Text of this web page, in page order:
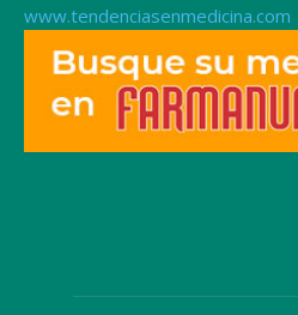
www.tendenciasenmedicina.com